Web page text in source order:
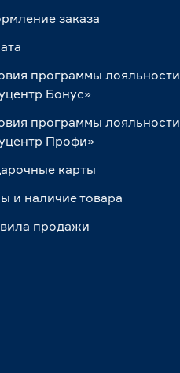
заказа
программы лояльности
Бонус»
программы лояльности
Профи»
карты
и наличие товара
продажи